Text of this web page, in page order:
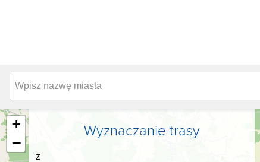
Wyznaczanie trasy
z
+
−